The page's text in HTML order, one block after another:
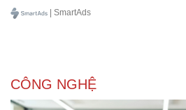
| SmartAds
CÔNG NGHỆ